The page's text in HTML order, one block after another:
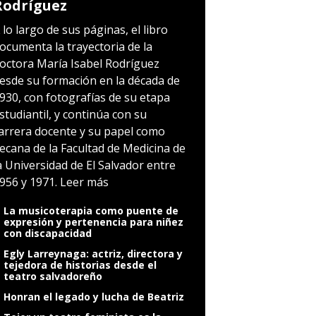
lo largo de sus páginas, el libro
la trayectoria de la
María Isabel Rodríguez
su formación en la década de
con fotografías de su etapa
y continúa con su
docente y su papel como
de la Facultad de Medicina de
Universidad de El Salvador entre
y 1971. Leer más
La musicoterapia como puente de
expresión y pertenencia para niñez
con discapacidad
Egly Larreynaga: actriz, directora y
tejedora de historias desde el
teatro salvadoreño
Honran el legado y lucha de Beatriz